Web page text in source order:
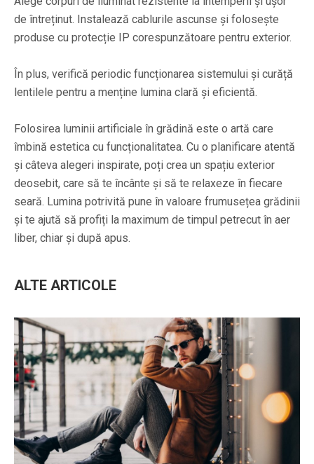
de întreținut. Instalează cablurile ascunse și folosește
produse cu protecție IP corespunzătoare pentru exterior.
În plus, verifică periodic funcționarea sistemului și curăță
lentilele pentru a menține lumina clară și eficientă.
Folosirea luminii artificiale în grădină este o artă care
îmbină estetica cu funcționalitatea. Cu o planificare atentă
și câteva alegeri inspirate, poți crea un spațiu exterior
deosebit, care să te încânte și să te relaxeze în fiecare
seară. Lumina potrivită pune în valoare frumusețea grădinii
și te ajută să profiți la maximum de timpul petrecut în aer
liber, chiar și după apus.
ALTE ARTICOLE